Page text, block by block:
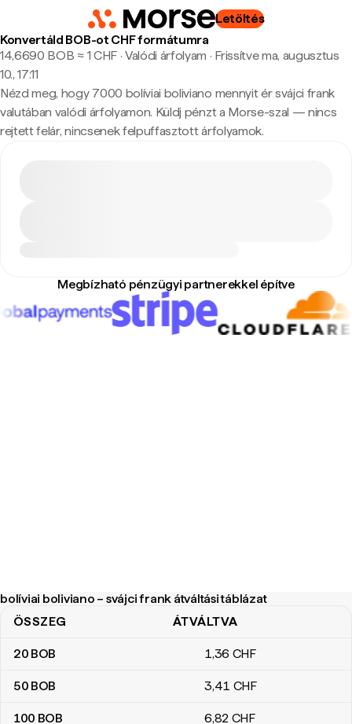
Letöltés
Konvertáld BOB-ot CHF formátumra
14,6690 BOB ≈ 1 CHF · Valódi árfolyam · Frissítve ma, augusztus
10., 17:11
Nézd meg, hogy 7000 bolíviai boliviano mennyit ér svájci frank
valutában valódi árfolyamon. Küldj pénzt a Morse-szal — nincs
rejtett felár, nincsenek felpuffasztott árfolyamok.
Megbízható pénzügyi partnerekkel építve
bolíviai boliviano – svájci frank átváltási táblázat
bolíviai boliviano – svájci frank átváltási táblázat
ÖSSZEG ÁTVÁLTVA
20 BOB 1,36 CHF
50 BOB 3,41 CHF
100 BOB 6,82 CHF